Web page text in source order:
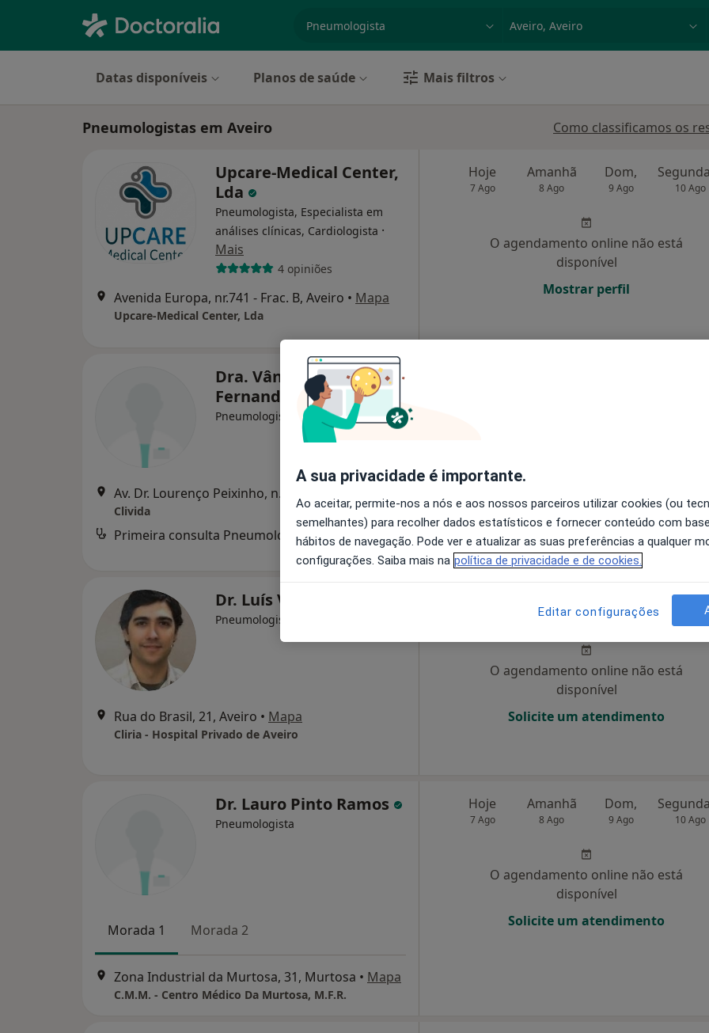
Datas disponíveis Planos de saúde Mais filtros
Pneumologistas em Aveiro Como classificamos os
Upcare-Medical Center,
Lda
Pneumologista, Especialista em
análises clínicas, Cardiologista ·
Mais
4 opiniões
Avenida Europa, nr.741 - Frac. B, Aveiro • Mapa
Upcare-Medical Center, Lda
Hoje
7 Ago
Amanhã
8 Ago
Dom,
9 Ago 10 Ago
O agendamento online não está
disponível
Mostrar perfil
Dra. Vânia Louro
Fernandes
Pneumologista
Clivida
Serviço gratuito
Dr. Luís Vaz Rodrigues
Pneumologista
Rua do Brasil, 21, Aveiro • Mapa
Cliria - Hospital Privado de Aveiro
8 Ago 9 Ago 10 Ago
O agendamento online não está
disponível
Solicite um atendimento
Dr. Lauro Pinto Ramos
Pneumologista
Morada 1 Morada 2
Zona Industrial da Murtosa, 31, Murtosa • Mapa
C.M.M. - Centro Médico Da Murtosa, M.F.R.
Hoje
7 Ago
Amanhã
8 Ago
Dom,
9 Ago 10 Ago
O agendamento online não está
disponível
Solicite um atendimento
A sua privacidade é importante.
Ao aceitar, permite-nos a nós e aos nossos parceiros utilizar cookies (ou
semelhantes) para recolher dados estatísticos e fornecer conteúdo com
hábitos de navegação. Pode ver e atualizar as suas preferências a qualquer
configurações. Saiba mais na política de privacidade e de cookies.
Editar configurações